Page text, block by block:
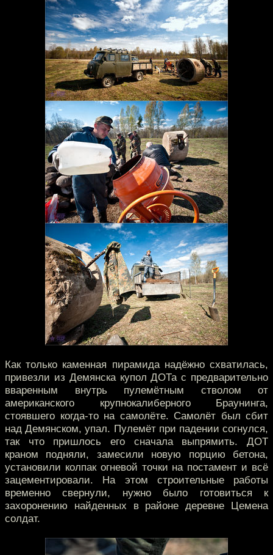
Как только каменная пирамида надёжно схватилась,
привезли из Демянска купол ДОТа с предварительно
вваренным внутрь пулемётным стволом от
американского крупнокалиберного Браунинга,
стоявшего когда-то на самолёте. Самолёт был сбит
над Демянском, упал. Пулемёт при падении согнулся,
так что пришлось его сначала выпрямить. ДОТ
краном подняли, замесили новую порцию бетона,
установили колпак огневой точки на постамент и всё
зацементировали. На этом строительные работы
временно свернули, нужно было готовиться к
захоронению найденных в районе деревне Цемена
солдат.